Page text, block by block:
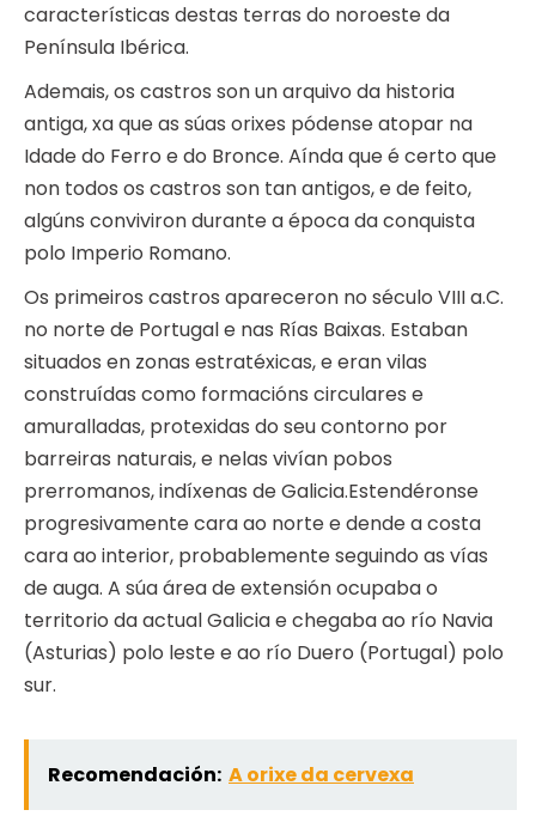
características destas terras do noroeste da
Península Ibérica.
Ademais, os castros son un arquivo da historia
antiga, xa que as súas orixes pódense atopar na
Idade do Ferro e do Bronce. Aínda que é certo que
non todos os castros son tan antigos, e de feito,
algúns conviviron durante a época da conquista
polo Imperio Romano.
Os primeiros castros apareceron no século VIII a.C.
no norte de Portugal e nas Rías Baixas. Estaban
situados en zonas estratéxicas, e eran vilas
construídas como formacións circulares e
amuralladas, protexidas do seu contorno por
barreiras naturais, e nelas vivían pobos
prerromanos, indíxenas de Galicia.Estendéronse
progresivamente cara ao norte e dende a costa
cara ao interior, probablemente seguindo as vías
de auga. A súa área de extensión ocupaba o
territorio da actual Galicia e chegaba ao río Navia
(Asturias) polo leste e ao río Duero (Portugal) polo
sur.
Recomendación: A orixe da cervexa